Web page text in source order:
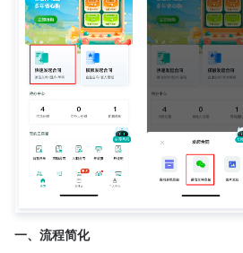
一、流程简化